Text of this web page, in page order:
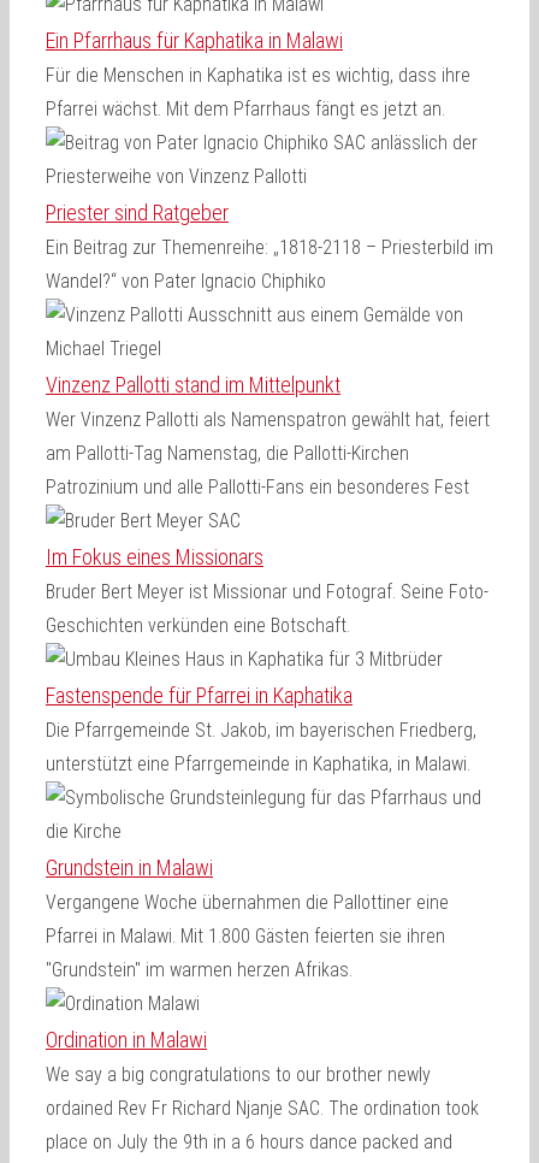
Ein Pfarrhaus für Kaphatika in Malawi
Für die Menschen in Kaphatika ist es wichtig, dass ihre
Pfarrei wächst. Mit dem Pfarrhaus fängt es jetzt an.
Priester sind Ratgeber
Ein Beitrag zur Themenreihe: „1818-2118 – Priesterbild im
Wandel?“ von Pater Ignacio Chiphiko
Vinzenz Pallotti stand im Mittelpunkt
Wer Vinzenz Pallotti als Namenspatron gewählt hat, feiert
am Pallotti-Tag Namenstag, die Pallotti-Kirchen
Patrozinium und alle Pallotti-Fans ein besonderes Fest
Im Fokus eines Missionars
Bruder Bert Meyer ist Missionar und Fotograf. Seine Foto-
Geschichten verkünden eine Botschaft.
Fastenspende für Pfarrei in Kaphatika
Die Pfarrgemeinde St. Jakob, im bayerischen Friedberg,
unterstützt eine Pfarrgemeinde in Kaphatika, in Malawi.
Grundstein in Malawi
Vergangene Woche übernahmen die Pallottiner eine
Pfarrei in Malawi. Mit 1.800 Gästen feierten sie ihren
"Grundstein" im warmen herzen Afrikas.
Ordination in Malawi
We say a big congratulations to our brother newly
ordained Rev Fr Richard Njanje SAC. The ordination took
place on July the 9th in a 6 hours dance packed and